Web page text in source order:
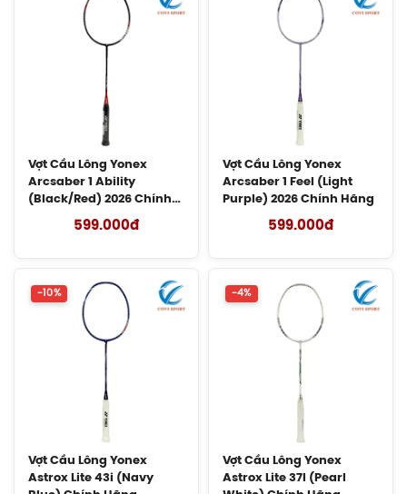
Chính Hãng
1.900.000đ
Giày Asics Court Hunter FF Women
Giày Asics UPCOURT 6 Women
(1072A107.500) Chính Hãng
1.269.000đ
1.599.000đ
Giày Cầu Lông Yonex Eclipsion Z
Vợt Cầu Lông Lining Axforce 100 Max
4.090.000đ
Vợt Cầu Lông Yonex
Arcsaber 1 Ability
(Black/Red) 2026 Chính
599.000đ
Vợt Cầu Lông Yonex
Arcsaber 1 Feel (Light
Purple) 2026 Chính Hãng
599.000đ
-10%
Vợt Cầu Lông Yonex
Astrox Lite 43i (Navy
-4%
Vợt Cầu Lông Yonex
Astrox Lite 37I (Pearl